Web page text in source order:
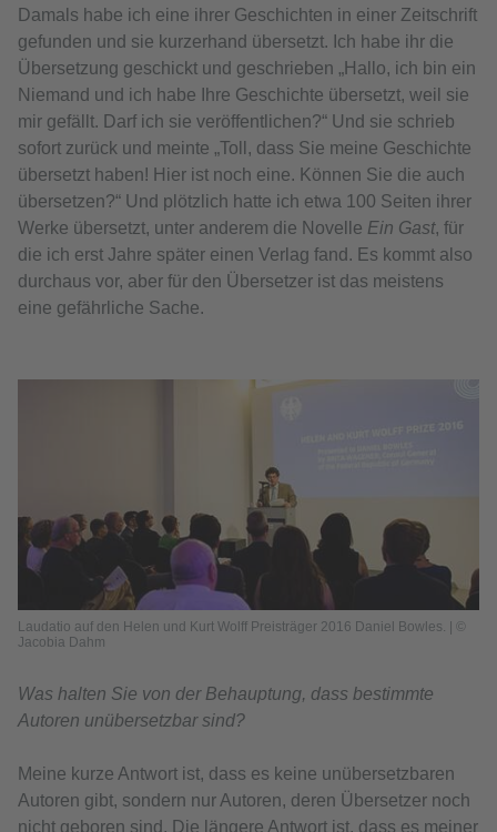
Damals habe ich eine ihrer Geschichten in einer Zeitschrift
gefunden und sie kurzerhand übersetzt. Ich habe ihr die
Übersetzung geschickt und geschrieben „Hallo, ich bin ein
Niemand und ich habe Ihre Geschichte übersetzt, weil sie
mir gefällt. Darf ich sie veröffentlichen?“ Und sie schrieb
sofort zurück und meinte „Toll, dass Sie meine Geschichte
übersetzt haben! Hier ist noch eine. Können Sie die auch
übersetzen?“ Und plötzlich hatte ich etwa 100 Seiten ihrer
Werke übersetzt, unter anderem die Novelle Ein Gast, für
die ich erst Jahre später einen Verlag fand. Es kommt also
durchaus vor, aber für den Übersetzer ist das meistens
eine gefährliche Sache.
Laudatio auf den Helen und Kurt Wolff Preisträger 2016 Daniel Bowles. | ©
Jacobia Dahm
Was halten Sie von der Behauptung, dass bestimmte
Autoren unübersetzbar sind?
Meine kurze Antwort ist, dass es keine unübersetzbaren
Autoren gibt, sondern nur Autoren, deren Übersetzer noch
nicht geboren sind. Die längere Antwort ist, dass es meiner